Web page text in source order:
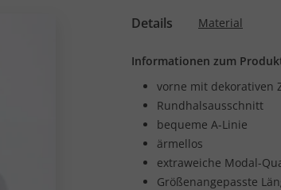
Details Material
Informationen zum
vorne mit dekorativen
Rundhalsausschnitt
bequeme A-Linie
ärmellos
extraweiche Modal-
Größenangepasste